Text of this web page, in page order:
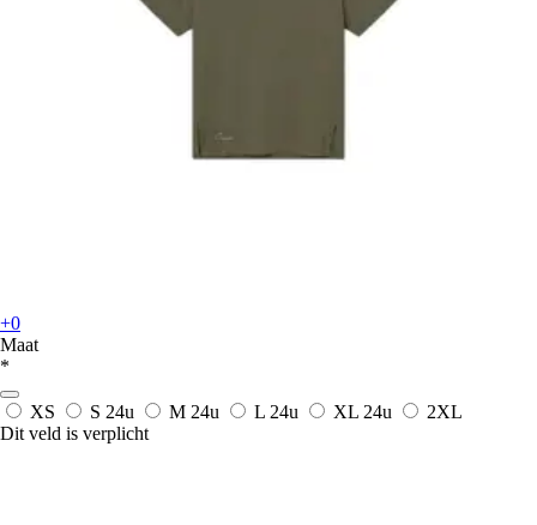
+0
Maat
*
XS S 24u M 24u L 24u XL 24u
2XL
Dit veld is verplicht